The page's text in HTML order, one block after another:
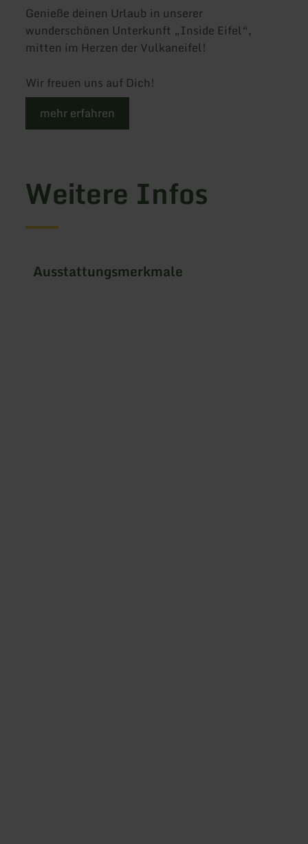
Genieße deinen Urlaub in unserer
wunderschönen Unterkunft „Inside Eifel“,
mitten im Herzen der Vulkaneifel!
Wir freuen uns auf Dich!
mehr erfahren
Weitere Infos
Ausstattungsmerkmale